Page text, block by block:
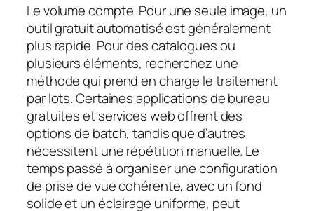
Le volume compte. Pour une seule image, un
outil gratuit automatisé est généralement
plus rapide. Pour des catalogues ou
plusieurs éléments, recherchez une
méthode qui prend en charge le traitement
par lots. Certaines applications de bureau
gratuites et services web offrent des
options de batch, tandis que d’autres
nécessitent une répétition manuelle. Le
temps passé à organiser une configuration
de prise de vue cohérente, avec un fond
solide et un éclairage uniforme, peut